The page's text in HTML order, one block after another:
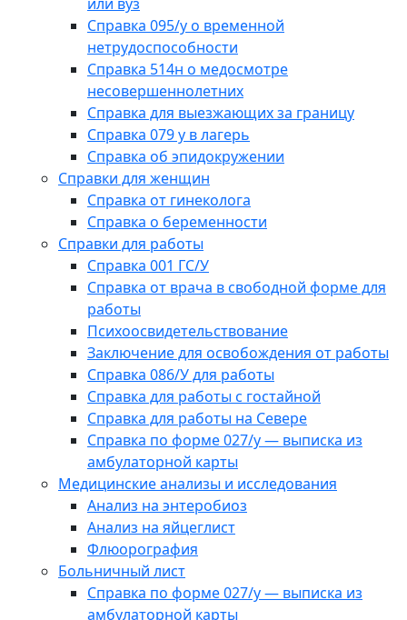
Справка 095/у о временной
нетрудоспособности
Справка 514н о медосмотре
несовершеннолетних
Справка для выезжающих за границу
Справка 079 у в лагерь
Справка об эпидокружении
Справки для женщин
Справка от гинеколога
Справка о беременности
Справки для работы
Справка 001 ГС/У
Справка от врача в свободной форме для
работы
Психоосвидетельствование
Заключение для освобождения от работы
Справка 086/У для работы
Справка для работы с гостайной
Справка для работы на Севере
Справка по форме 027/у — выписка из
амбулаторной карты
Медицинские анализы и исследования
Анализ на энтеробиоз
Анализ на яйцеглист
Флюорография
Больничный лист
Справка по форме 027/у — выписка из
амбулаторной карты